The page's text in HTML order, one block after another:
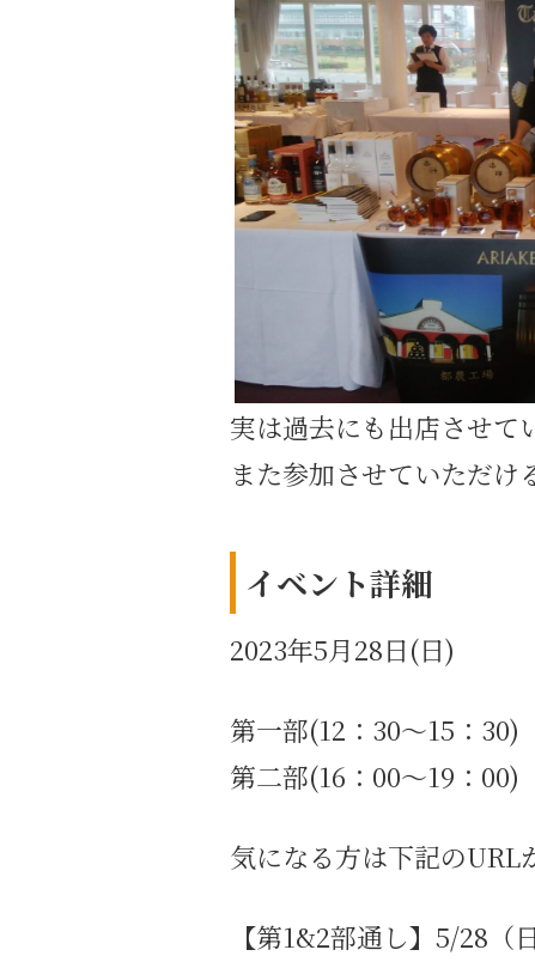
実は過去にも出店させて
また参加させていただけ
イベント詳細
2023年5月28日(日)
第一部(12：30～15：30)
第二部(16：00～19：00)
気になる方は下記のURL
【第1&2部通し】5/28